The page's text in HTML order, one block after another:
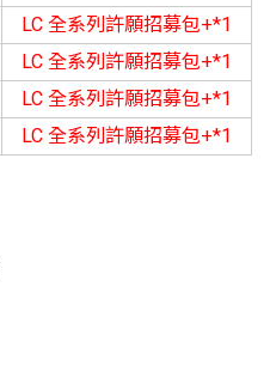
LC 全系列許願招募包+*1
LC 全系列許願招募包+*1
LC 全系列許願招募包+*1
LC 全系列許願招募包+*1